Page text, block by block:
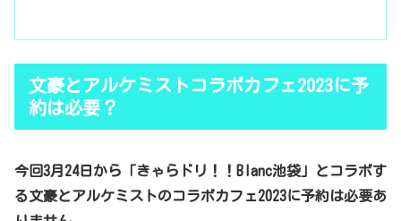
文豪とアルケミストコラボカフェ2023に予
約は必要？
今回3月24日から「きゃらドリ！！Blanc池袋」とコラボす
る文豪とアルケミストのコラボカフェ2023に予約は必要あ